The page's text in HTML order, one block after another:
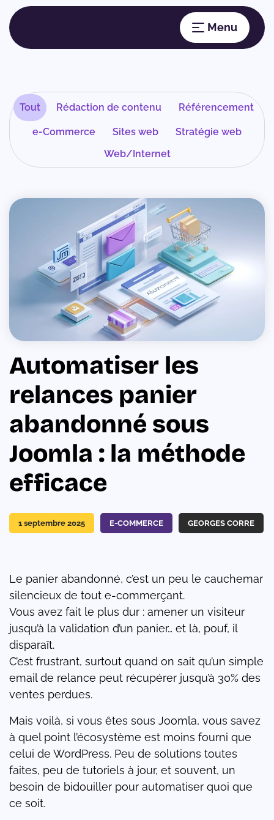
Tout Rédaction de contenu Référencement
e-Commerce Sites web
Stratégie web
Web/Internet
Automatiser les
relances panier
abandonné sous
Joomla : la méthode
efficace
GEORGES CORRE
E-COMMERCE
1 septembre 2025
Le panier abandonné, c’est un peu le cauchemar
silencieux de tout e-commerçant.
Vous avez fait le plus dur : amener un visiteur
jusqu’à la validation d’un panier… et là, pouf, il
disparaît.
C’est frustrant, surtout quand on sait qu’un simple
email de relance peut récupérer jusqu’à 30% des
ventes perdues.
Mais voilà, si vous êtes sous Joomla, vous savez
à quel point l’écosystème est moins fourni que
celui de WordPress. Peu de solutions toutes
faites, peu de tutoriels à jour, et souvent, un
besoin de bidouiller pour automatiser quoi que
ce soit.